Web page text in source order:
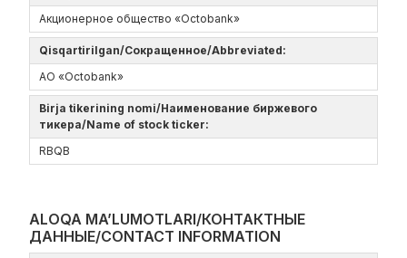
Акционерное общество «Octobank»
Qisqartirilgan/Сокращенное/Abbreviated:
АО «Octobank»
Birja tikerining nomi/Наименование биржевого
тикера/Name of stock ticker:
RBQB
ALOQA MA’LUMOTLARI/КОНТАКТНЫЕ
ДАННЫЕ/CONTACT INFORMATION